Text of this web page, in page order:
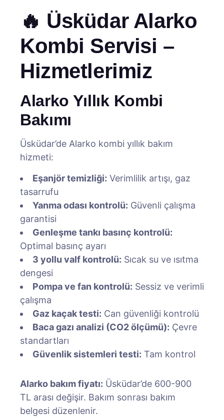
🔥 Üsküdar Alarko
Kombi Servisi –
Hizmetlerimiz
Alarko Yıllık Kombi
Bakımı
Üsküdar’de Alarko kombi yıllık bakım
hizmeti:
Eşanjör temizliği: Verimlilik artışı, gaz
tasarrufu
Yanma odası kontrolü: Güvenli çalışma
garantisi
Genleşme tankı basınç kontrolü:
Optimal basınç ayarı
3 yollu valf kontrolü: Sıcak su ve ısıtma
dengesi
Pompa ve fan kontrolü: Sessiz ve verimli
çalışma
Gaz kaçak testi: Can güvenliği kontrolü
Baca gazı analizi (CO2 ölçümü): Çevre
standartları
Güvenlik sistemleri testi: Tam kontrol
Alarko bakım fiyatı: Üsküdar’de 600-900
TL arası değişir. Bakım sonrası bakım
belgesi düzenlenir.